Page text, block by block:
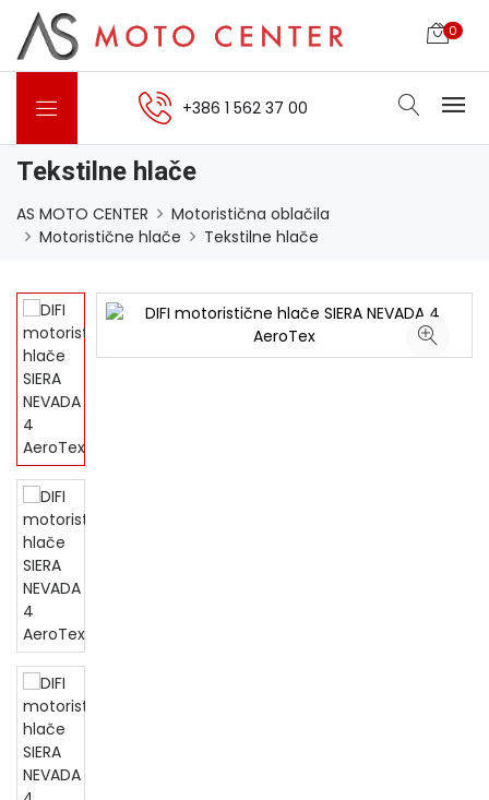
0
+386 1 562 37 00
Tekstilne hlače
AS MOTO CENTER
Motoristična oblačila
Motoristične hlače
Tekstilne hlače